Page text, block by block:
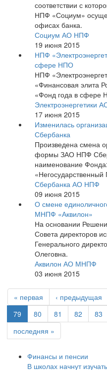
соответствии с
НПФ «Социум»
офисах банка.
Социум АО НПФ
19 июня 2015
НПФ
сфере НПО
НПФ
«Финансовая элита
«Фонд года в сфере
Электроэнергетики
17 июня 2015
Изменилась
Сбербанка
Произведена смена
формы ЗАО НПФ
наименование
Сбербанка АО НПФ
09 июня 2015
О смене
МНПФ «Аквилон»
На основании
Совета директоров
Генерального
Олеговна.
Аквилон АО МНПФ
03 июня 2015
« первая ‹ предыдущая
79
80 81 82 83
последняя »
Финансы и пенсии
В школах начнут